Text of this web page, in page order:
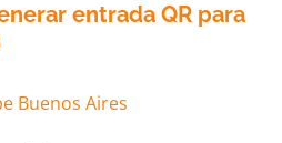
entrada QR para
Buenos Aires